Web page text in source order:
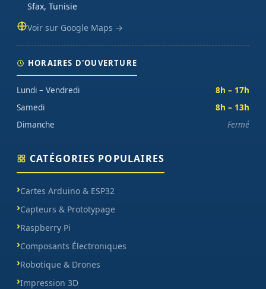
Sfax, Tunisie
Voir sur Google Maps →
HORAIRES D'OUVERTURE
Lundi – Vendredi
8h – 17h
Samedi
8h – 13h
Dimanche
Fermé
CATÉGORIES POPULAIRES
Cartes Arduino & ESP32
Capteurs & Prototypage
Raspberry Pi
Composants Électroniques
Robotique & Drones
Impression 3D